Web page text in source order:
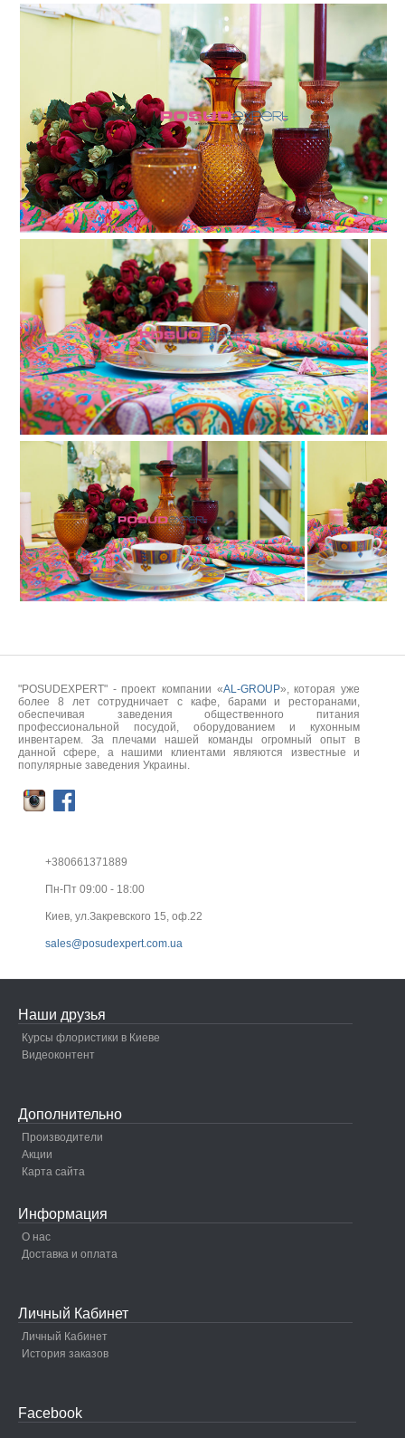
"POSUDEXPERT" - проект компании «AL-GROUP», которая уже
более 8 лет сотрудничает с кафе, барами и ресторанами,
обеспечивая заведения общественного питания
профессиональной посудой, оборудованием и кухонным
инвентарем. За плечами нашей команды огромный опыт в
данной сфере, а нашими клиентами являются известные и
популярные заведения Украины.
+380661371889
Пн-Пт 09:00 - 18:00
Киев, ул.Закревского 15, оф.22
sales@posudexpert.com.ua
Наши друзья
Курсы флористики в Киеве
Видеоконтент
Дополнительно
Производители
Акции
Карта сайта
Информация
О нас
Доставка и оплата
Личный Кабинет
Личный Кабинет
История заказов
Facebook